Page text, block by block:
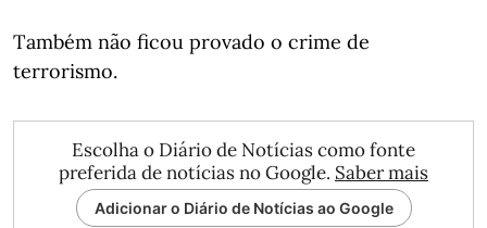
Também não ficou provado o crime de
terrorismo.
Escolha o Diário de Notícias como fonte
preferida de notícias no Google. Saber mais
Adicionar o Diário de Notícias ao Google